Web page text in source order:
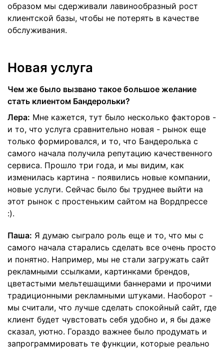
образом мы сдерживали лавинообразный рост
клиентской базы, чтобы не потерять в качестве
обслуживания.
Новая услуга
Чем же было вызвано такое большое желание
стать клиентом Бандерольки?
Лера: Мне кажется, тут было несколько факторов -
и то, что услуга сравнительно новая - рынок еще
только формировался, и то, что Бандеролька с
самого начала получила репутацию качественного
сервиса. Прошло три года, и мы видим, как
изменилась картина - появились новые компании,
новые услуги. Сейчас было бы труднее выйти на
этот рынок с простеньким сайтом на Вордпрессе
:).
Паша: Я думаю сыграло роль еще и то, что мы с
самого начала старались сделать все очень просто
и понятно. Например, мы не стали загружать сайт
рекламными ссылками, картинками брендов,
цветастыми мельтешащими баннерами и прочими
традиционными рекламными штуками. Наоборот -
мы считали, что лучше сделать спокойный сайт, где
клиент будет чувстовать себя удобно и, я бы даже
сказал, уютно. Гораздо важнее было продумать и
запрограммировать те функции, которые реально